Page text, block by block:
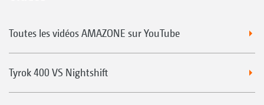
Toutes les vidéos AMAZONE sur YouTube
Tyrok 400 VS Nightshift